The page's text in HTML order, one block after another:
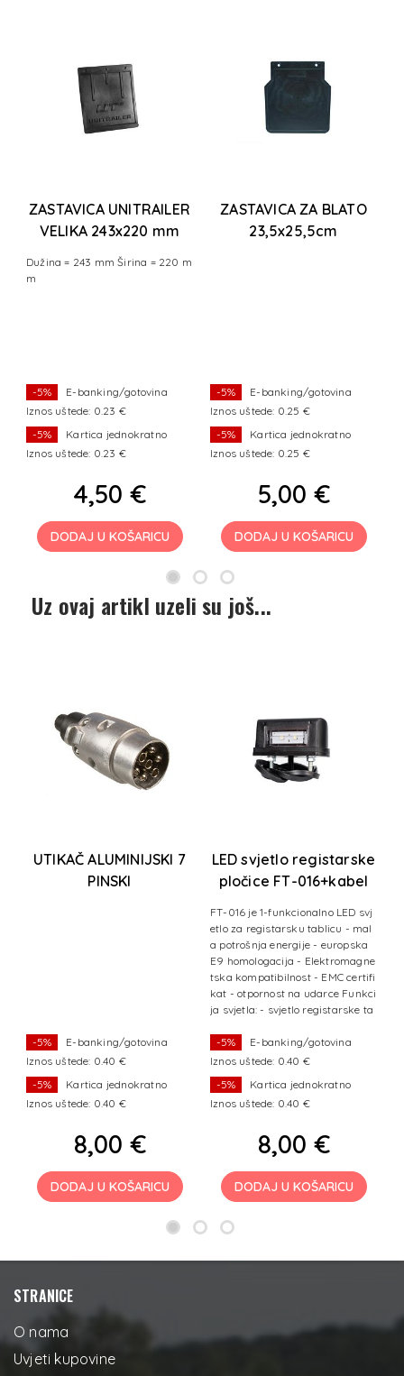
ZASTAVICA UNITRAILER
VELIKA 243x220 mm
Dužina = 243 mm Širina = 220 m
m
-5%
E-banking/gotovina
Iznos uštede: 0.23 €
-5%
Kartica jednokratno
Iznos uštede: 0.23 €
4,50 €
DODAJ U KOŠARICU
ZASTAVICA ZA BLATO
23,5x25,5cm
-5%
E-banking/gotovina
Iznos uštede: 0.25 €
-5%
Kartica jednokratno
Iznos uštede: 0.25 €
5,00 €
DODAJ U KOŠARICU
Uz ovaj artikl uzeli su još...
UTIKAČ ALUMINIJSKI 7
PINSKI
-5%
E-banking/gotovina
Iznos uštede: 0.40 €
-5%
Kartica jednokratno
Iznos uštede: 0.40 €
8,00 €
DODAJ U KOŠARICU
LED svjetlo registarske
pločice FT-016+kabel
FT-016 je 1-funkcionalno LED svj
etlo za registarsku tablicu - mal
a potrošnja energije - europska
E9 homologacija - Elektromagne
tska kompatibilnost - EMC certifi
kat - otpornost na udarce Funkci
ja svjetla: - svjetlo registarske ta
-5%
E-banking/gotovina
Iznos uštede: 0.40 €
-5%
Kartica jednokratno
Iznos uštede: 0.40 €
8,00 €
DODAJ U KOŠARICU
STRANICE
O nama
Uvjeti kupovine